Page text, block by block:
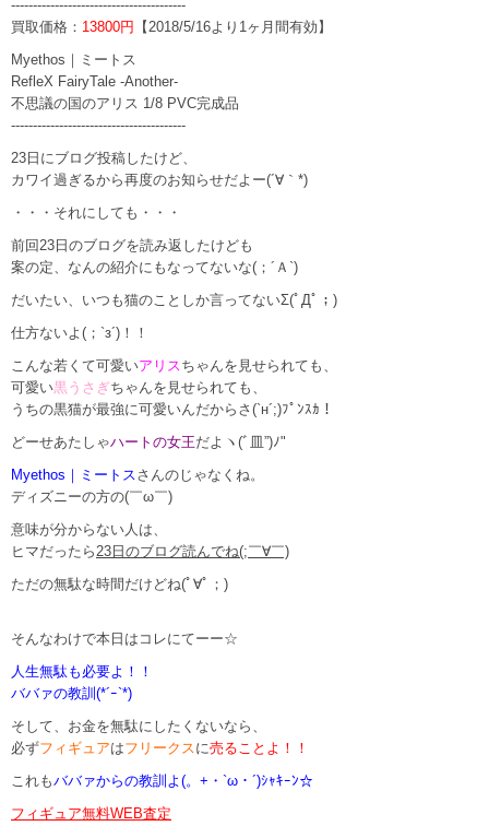
----------------------------------------
買取価格： 13800円
【2018/5/16より1ヶ月間有効】
Myethos｜ミートス
RefleX FairyTale -Another-
不思議の国のアリス 1/8 PVC完成品
----------------------------------------
23日にブログ投稿したけど、
カワイ過ぎるから再度のお知らせだよー(´∀｀*)
・・・それにしても・・・
前回23日のブログを読み返したけども
案の定、なんの紹介にもなってないな(；´Ａ`)
だいたい、いつも猫のことしか言ってないΣ(ﾟДﾟ；)
仕方ないよ(；`з´)！！
こんな若くて可愛いアリス ちゃんを見せられても、
可愛い黒うさぎちゃんを見せられても、
うちの黒猫が最強に可愛いんだからさ(`н´;)ﾌﾟﾝｽｶ！
どーせあたしゃハートの女王だよヽ(ﾞ皿”)ﾉ"
Myethos｜ミートス さんのじゃなくね。
ディズニーの方の(￣ω￣)
意味が分からない人は、
ヒマだったら 23日のブログ読んでね(;￣∀￣)
ただの無駄な時間だけどね(ﾟ∀ﾟ；)
そんなわけで本日はコレにてーー☆
人生無駄も必要よ！！
ババァの教訓(*´ｰ`*)
そして、お金を無駄にしたくないなら、
必ずフィギュアはフリークス に売ることよ！！
これもババァからの教訓よ(。+・`ω・´)ｼｬｷｰﾝ☆
フィギュア無料WEB査定